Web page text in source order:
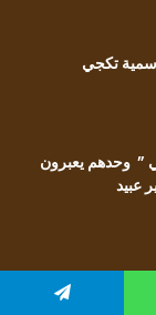
سمية تكجي
” وحدهم يعبرون
عبيد